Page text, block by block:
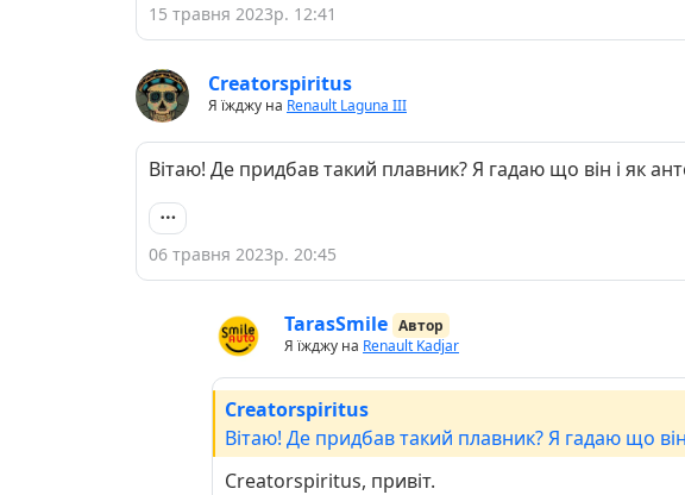
15 травня 2023р. 12:41
Creatorspiritus
Я їжджу на Renault Laguna III
Вітаю! Де придбав такий плавник? Я гадаю що він і як
06 травня 2023р. 20:45
TarasSmile Автор
Я їжджу на Renault Kadjar
Creatorspiritus
Вітаю! Де придбав такий плавник? Я гадаю що
Creatorspiritus, привіт.